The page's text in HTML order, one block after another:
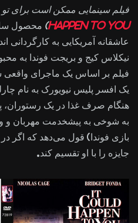
فیلم سینمایی ممکن است برای تو
Happen to You
)
عاشقانه آمریکایی به کارگردانی
نیکلاس کیج و بریجت فوندا به
فیلم بر اساس یک ماجرای
یک افسر پلیس نیویورک به نام
هنگام صرف غذا در یک رستوران،
به شوخی به پیشخدمت مهربان و
بازی فوندا) قول می‌دهد که اگر
جایزه را با او تقسیم کند.